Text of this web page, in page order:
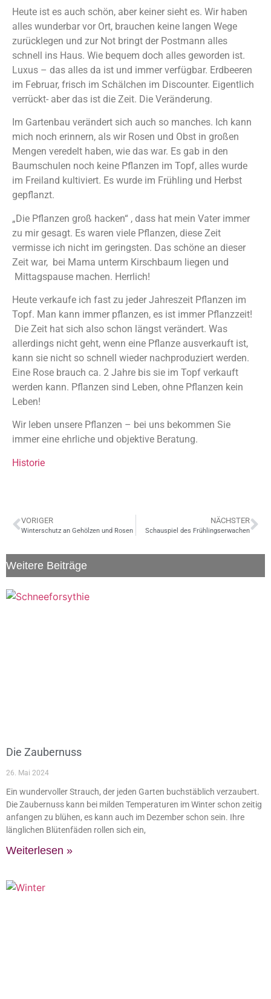
Heute ist es auch schön, aber keiner sieht es. Wir haben
alles wunderbar vor Ort, brauchen keine langen Wege
zurücklegen und zur Not bringt der Postmann alles
schnell ins Haus. Wie bequem doch alles geworden ist.
Luxus – das alles da ist und immer verfügbar. Erdbeeren
im Februar, frisch im Schälchen im Discounter. Eigentlich
verrückt- aber das ist die Zeit. Die Veränderung.
Im Gartenbau verändert sich auch so manches. Ich kann
mich noch erinnern, als wir Rosen und Obst in großen
Mengen veredelt haben, wie das war. Es gab in den
Baumschulen noch keine Pflanzen im Topf, alles wurde
im Freiland kultiviert. Es wurde im Frühling und Herbst
gepflanzt.
„Die Pflanzen groß hacken“ , dass hat mein Vater immer
zu mir gesagt. Es waren viele Pflanzen, diese Zeit
vermisse ich nicht im geringsten. Das schöne an dieser
Zeit war, bei Mama unterm Kirschbaum liegen und
Mittagspause machen. Herrlich!
Heute verkaufe ich fast zu jeder Jahreszeit Pflanzen im
Topf. Man kann immer pflanzen, es ist immer Pflanzzeit!
Die Zeit hat sich also schon längst verändert. Was
allerdings nicht geht, wenn eine Pflanze ausverkauft ist,
kann sie nicht so schnell wieder nachproduziert werden.
Eine Rose brauch ca. 2 Jahre bis sie im Topf verkauft
werden kann. Pflanzen sind Leben, ohne Pflanzen kein
Leben!
Wir leben unsere Pflanzen – bei uns bekommen Sie
immer eine ehrliche und objektive Beratung.
Historie
VORIGER
Winterschutz an Gehölzen und Rosen
NÄCHSTER
Schauspiel des Frühlingserwachen
Weitere Beiträge
Die Zaubernuss
26. Mai 2024
Ein wundervoller Strauch, der jeden Garten buchstäblich verzaubert.
Die Zaubernuss kann bei milden Temperaturen im Winter schon zeitig
anfangen zu blühen, es kann auch im Dezember schon sein. Ihre
länglichen Blütenfäden rollen sich ein,
Weiterlesen »